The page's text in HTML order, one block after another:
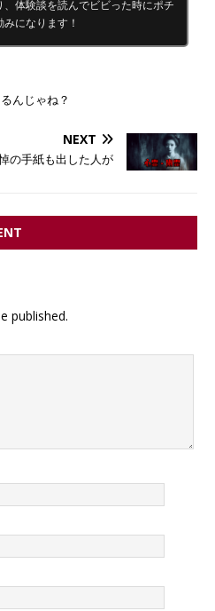
体験談を読んでビビった時にポチ
になります！
んじゃね？
NEXT
の手紙も出した人が
published.